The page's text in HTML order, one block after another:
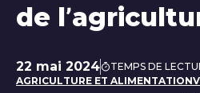
de
Date de publication
22 mai 2024
TEMPS DE
AGRICULTURE ET ALIMENTATION